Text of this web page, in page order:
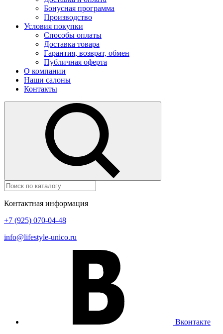
Бонусная программа
Производство
Условия покупки
Способы оплаты
Доставка товара
Гарантия, возврат, обмен
Публичная оферта
О компании
Наши салоны
Контакты
Контактная информация
+7 (925) 070-04-48
info@lifestyle-unico.ru
Вконтакте